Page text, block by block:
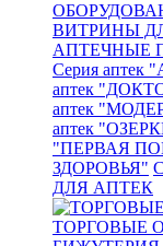
ВИТРИНЫ
АПТЕЧНЫЕ
Серия
аптек
аптек
аптек
"ПЕРВАЯ
ЗДОРОВЬЯ"
ДЛЯ АПТЕК
ТОРГОВЫЕ